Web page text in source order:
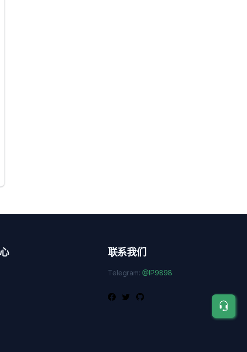
联系我们
Telegram: @IP9898